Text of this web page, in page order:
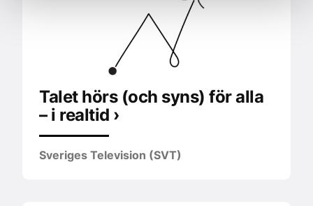
Talet hörs (och syns) för alla
– i realtid ›
Sveriges Television (SVT)